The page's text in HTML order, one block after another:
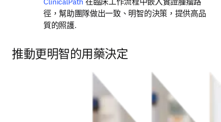
徑，幫助團隊做出一致、明智的決策，提供高品
質的照護.
推動更明智的用藥決定